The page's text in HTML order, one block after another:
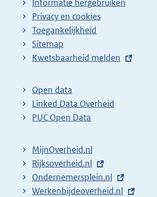
Informatie hergebruiken
Privacy en cookies
Toegankelijkheid
Sitemap
E
t
e
r
l
i
n
Kwetsbaarheid melden
Open data
Linked Data Overheid
PUC Open Data
MijnOverheid.nl
E
x
t
Rijksoverheid.nl
E
x
Ondernemersplein.nl
E
Werkenbijdeoverheid.nl